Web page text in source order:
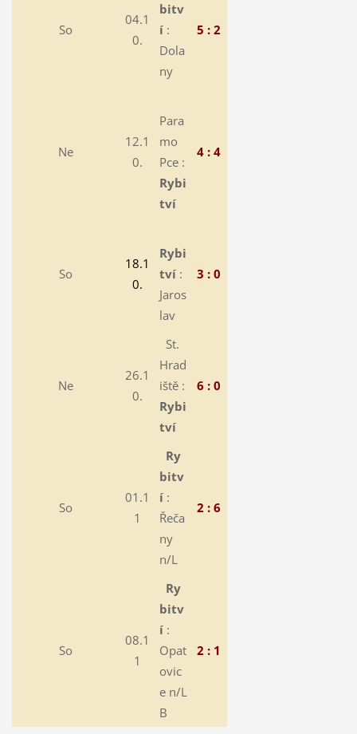
So
04.1
0.
bitv
í :
Dola
ny
5 : 2
Ne
12.1
0.
Para
mo
Pce :
Rybi
tví
4 : 4
So
18.1
0.
Rybi
tví:
Jaros
lav
3 : 0
Ne
26.1
0.
St.
Hrad
iště :
Rybi
tví
6 : 0
So
01.1
1
Ry
bitv
í:
Řeča
ny
n/L
2 : 6
So
08.1
1
Ry
bitv
í:
Opat
ovic
e n/L
B
2 : 1